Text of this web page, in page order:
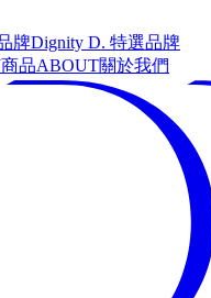
牌Dignity D. 特選品牌
品ABOUT關於我們